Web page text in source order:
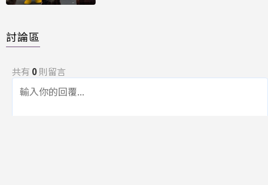
討論區
共有 0則留言